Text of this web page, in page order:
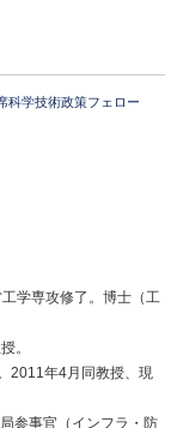
科学技術政策フェロー
学専攻修了。博士（工
。
2011年4月同教授、現
参事官（インフラ・防